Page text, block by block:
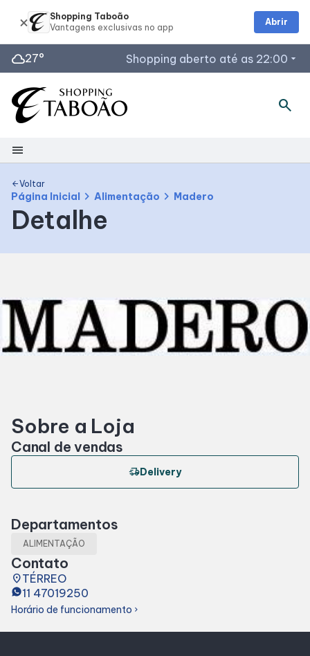
cloud27° Shopping aberto até as 22:00 arrow_drop_down
Horários de Funcionamento
Lojas
Acessar todos os horários
search
menu
Shopping
Mapa interno
Facilidades
Como Chegar
Horários
Cinema
Lojas e Restaurantes
Lojas
Alimentação
arrow_backVoltar
Página Inicial chevron_right Alimentação chevron_right Madero
Detalhe
Sobre a Loja
Canal de vendas
delivery_truck_speedDelivery
Departamentos
ALIMENTAÇÃO
Contato
placeTÉRREO
11 47019250
Horário de funcionamento chevron_right
Shopping Taboão
Abrir